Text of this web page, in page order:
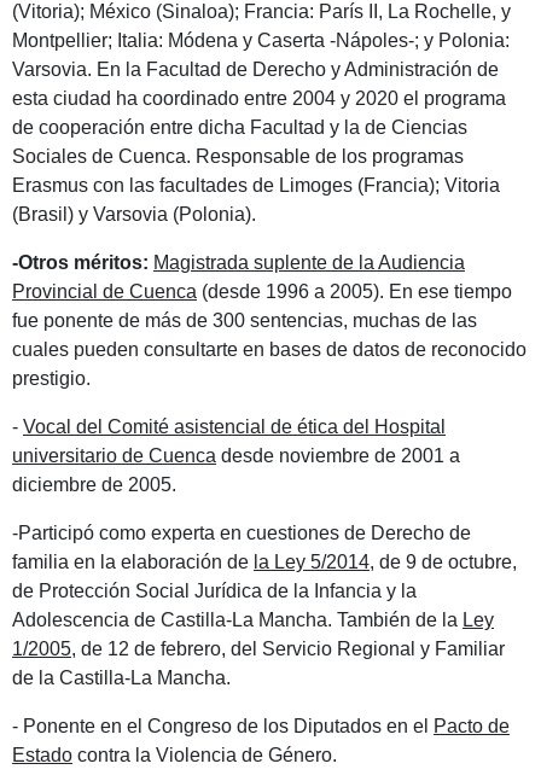
(Vitoria); México (Sinaloa); Francia: París II, La Rochelle, y
Montpellier; Italia: Módena y Caserta -Nápoles-; y Polonia:
Varsovia. En la Facultad de Derecho y Administración de
esta ciudad ha coordinado entre 2004 y 2020 el programa
de cooperación entre dicha Facultad y la de Ciencias
Sociales de Cuenca. Responsable de los programas
Erasmus con las facultades de Limoges (Francia); Vitoria
(Brasil) y Varsovia (Polonia).
-Otros méritos: Magistrada suplente de la Audiencia
Provincial de Cuenca (desde 1996 a 2005). En ese tiempo
fue ponente de más de 300 sentencias, muchas de las
cuales pueden consultarte en bases de datos de reconocido
prestigio.
- Vocal del Comité asistencial de ética del Hospital
universitario de Cuenca desde noviembre de 2001 a
diciembre de 2005.
-Participó como experta en cuestiones de Derecho de
familia en la elaboración de la Ley 5/2014, de 9 de octubre,
de Protección Social Jurídica de la Infancia y la
Adolescencia de Castilla-La Mancha. También de la Ley
1/2005, de 12 de febrero, del Servicio Regional y Familiar
de la Castilla-La Mancha.
- Ponente en el Congreso de los Diputados en el Pacto de
Estado contra la Violencia de Género.